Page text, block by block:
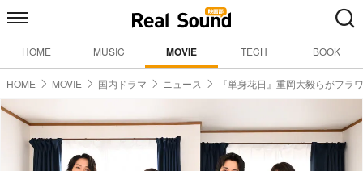
HOME MUSIC MOVIE TECH BOOK
HOME MOVIE 国内ドラマ ニュース 『単身花日』重岡大毅らがフラ